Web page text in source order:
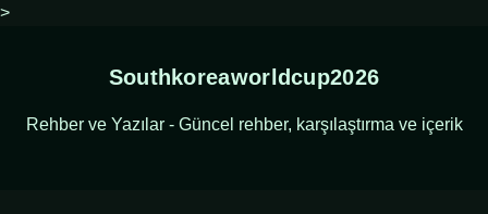
>
Southkoreaworldcup2026
Rehber ve Yazılar - Güncel rehber, karşılaştırma ve içerik